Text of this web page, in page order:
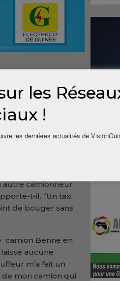
du matériel
pendant
mercredi 10 juillet
perte en vies
par cet
29 tonnes était
Sur les
autre camionneur
t-il. ‘’Un taxi
de bouger sans
camion Benne en
aucune
m’a fait un
mon camion qui
les
!
les dernières actualités de